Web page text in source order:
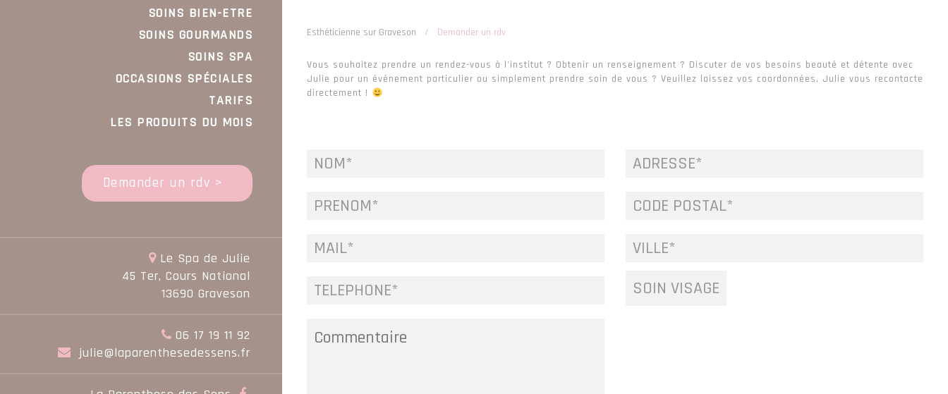
SOINS BIEN-ETRE
SOINS GOURMANDS
SOINS SPA
OCCASIONS SPÉCIALES
TARIFS
LES PRODUITS DU MOIS
Demander un rdv >
Le Spa de Julie
45 Ter, Cours National
13690 Graveson
06 17 19 11 92
julie@laparenthesedessens.fr
Esthéticienne sur Graveson / Demander un rdv
Vous souhaitez prendre un rendez-vous à l’institut ? Obtenir un renseignement ? Discuter de vos besoins beauté et détente avec
Julie pour un événement particulier ou simplement prendre soin de vous ? Veuillez laissez vos coordonnées, Julie vous recontacte
directement !
SOIN VISAGE